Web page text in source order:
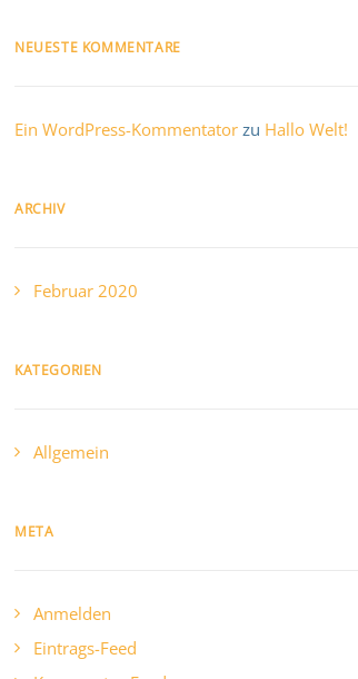
NEUESTE KOMMENTARE
Ein WordPress-Kommentator zu Hallo Welt!
ARCHIV
Februar 2020
KATEGORIEN
Allgemein
META
Anmelden
Eintrags-Feed